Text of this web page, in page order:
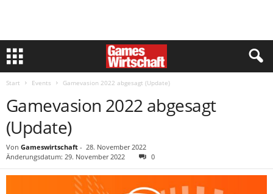
Start Events Gamevasion 2022 abgesagt (Update)
Gamevasion 2022 abgesagt
(Update)
Von Gameswirtschaft - 28. November 2022
Änderungsdatum: 29. November 2022
0